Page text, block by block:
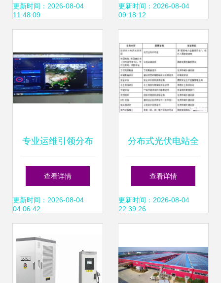
力的设计要点
更新时间：2026-08-04
11:48:09
横涧变正式开工
更新时间：2026-08-04
09:18:12
专业运维引领分布
式光伏新未来——
以国能日新入围十
查看详情
更新时间：2026-08-04
04:06:42
分布式光伏电站全
过程所需资质大汇
总 设计篇
查看详情
更新时间：2026-08-04
22:39:26